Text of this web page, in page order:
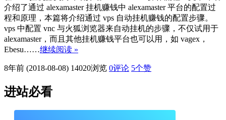
介绍了通过 alexamaster 挂机赚钱中 alexamaster 平台的配置过
程和原理，本篇将介绍通过 vps 自动挂机赚钱的配置步骤。
vps 中配置 vnc 与火狐浏览器来自动挂机的步骤，不仅试用于
alexamaster，而且其他挂机赚钱平台也可以用，如 vagex，
Ebesu……继续阅读 »
8年前 (2018-08-08) 14020浏览 0评论 5个赞
进站必看